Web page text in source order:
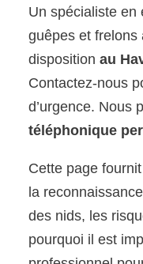
Un spécialiste en
guêpes et frelons
dispositionau
Contactez-nous
d’urgence. Nous
téléphonique
Cette page
la
des nids, les
pourquoi il est